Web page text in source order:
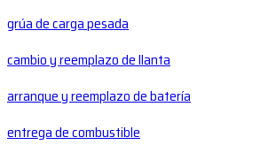
grúa de carga pesada
cambio y reemplazo de llanta
arranque y reemplazo de batería
entrega de combustible